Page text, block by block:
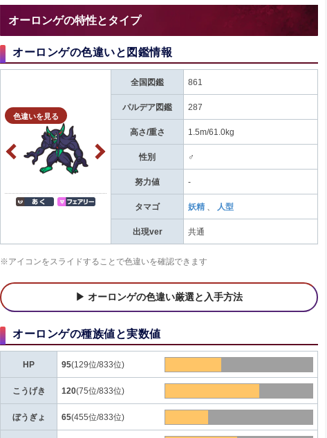
オーロンゲの特性とタイプ
オーロンゲの色違いと図鑑情報
色違いを見る
全国図鑑 861
パルデア図鑑 287
高さ/重さ 1.5m/61.0kg
性別 ♂
努力値 -
タマゴ 妖精 人型
出現ver 共通
※アイコンをスライドすることで色違いを確認できます
オーロンゲの色違い厳選と入手方法
オーロンゲの種族値と実数値
HP 95(129位/833位)
こうげき 120(75位/833位)
ぼうぎょ 65(455位/833位)